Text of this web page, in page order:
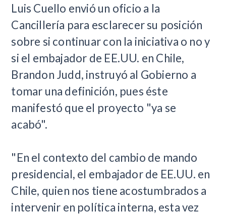
Luis Cuello envió un oficio a la
Cancillería para esclarecer su posición
sobre si continuar con la iniciativa o no y
si el embajador de EE.UU. en Chile,
Brandon Judd, instruyó al Gobierno a
tomar una definición, pues éste
manifestó que el proyecto "ya se
acabó".
"En el contexto del cambio de mando
presidencial, el embajador de EE.UU. en
Chile, quien nos tiene acostumbrados a
intervenir en política interna, esta vez